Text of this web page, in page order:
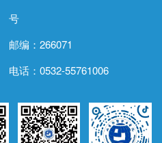
号
邮编：266071
电话：0532-55761006